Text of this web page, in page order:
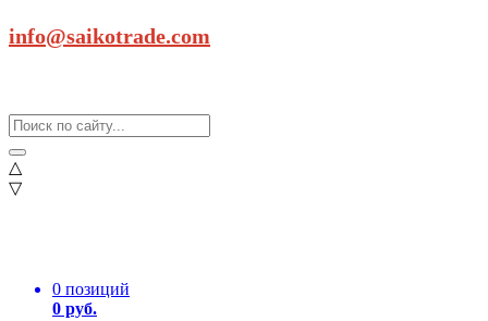
info@saikotrade.com
△
▽
0 позиций
0 руб.